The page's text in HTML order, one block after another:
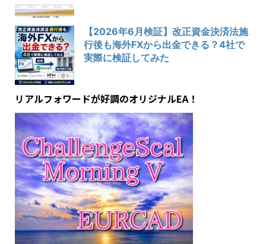
【2026年6月検証】改正資金決済法施
行後も海外FXから出金できる？4社で
実際に検証してみた
リアルフォワードが好調のオリジナルEA！